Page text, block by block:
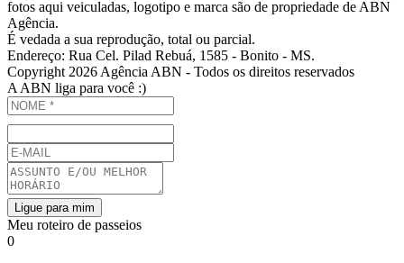
fotos aqui veiculadas, logotipo e marca são de propriedade de ABN
Agência.
É vedada a sua reprodução, total ou parcial.
Endereço: Rua Cel. Pilad Rebuá, 1585 - Bonito - MS.
Copyright 2026 Agência ABN - Todos os direitos reservados
A ABN liga para você :)
Ligue para mim
Meu roteiro de passeios
0